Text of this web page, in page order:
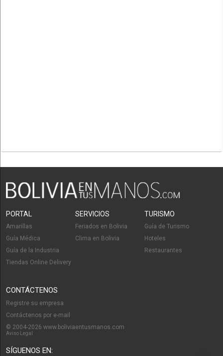
PORTAL
Amarillas
Guía Médica
Guía de la Industria
Tiendas Online Delivery
SERVICIOS
Feriados en Bolivia
Clima en Bolivia
TURISMO
Guía de Turismo
Hoteles
Restaurantes
CONTÁCTENOS
Registre su empresa
Contáctenos por e-mail
© 2004-2026 www.boliviaentusmanos.com
Aviso Legal
SÍGUENOS EN: